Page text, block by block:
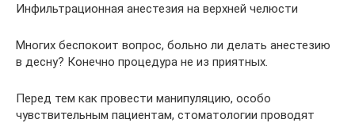
Инфильтрационная анестезия на верхней челюсти
Многих беспокоит вопрос, больно ли делать анестезию
в десну? Конечно процедура не из приятных.
Перед тем как провести манипуляцию, особо
чувствительным пациентам, стоматологии проводят